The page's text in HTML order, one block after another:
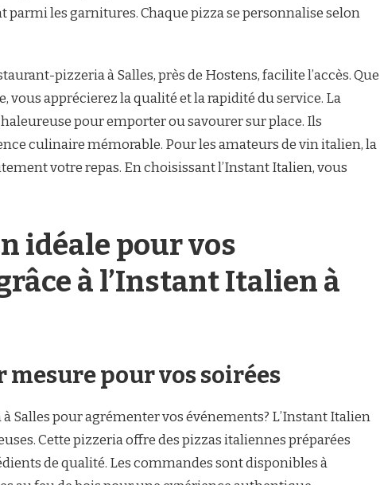
parmi les garnitures. Chaque pizza se personnalise selon
pizzeria à Salles, près de Hostens, facilite l’accès. Que
vous apprécierez la qualité et la rapidité du service. La
pour emporter ou savourer sur place. Ils
culinaire mémorable. Pour les amateurs de vin italien, la
votre repas. En choisissant l’Instant Italien, vous
idéale pour vos
à l’Instant Italien à
mesure pour vos soirées
Salles pour agrémenter vos événements? L’Instant Italien
Cette pizzeria offre des pizzas italiennes préparées
de qualité. Les commandes sont disponibles à